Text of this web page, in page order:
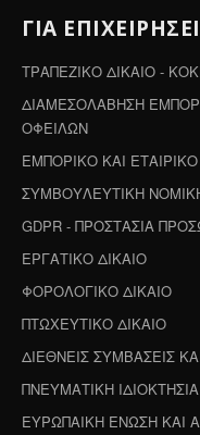
ΓΙΑ
ΤΡΑΠΕΖΙΚΟ ΔΙΚΑΙΟ -
ΔΙΑΜΕΣΟΛΑΒΗΣΗ
ΟΦΕΙΛΩΝ
ΕΜΠΟΡΙΚΟ ΚΑΙ ΕΤΑΙΡΙΚΟ
ΣΥΜΒΟΥΛΕΥΤΙΚΗ
GDPR - ΠΡΟΣΤΑΣΙΑ
ΕΡΓΑΤΙΚΟ ΔΙΚΑΙΟ
ΦΟΡΟΛΟΓΙΚΟ ΔΙΚΑΙΟ
ΠΤΩΧΕΥΤΙΚΟ ΔΙΚΑΙΟ
ΔΙΕΘΝΕΙΣ ΣΥΜΒΑΣΕΙΣ
ΠΝΕΥΜΑΤΙΚΗ ΙΔΙΟΚΤΗΣΙΑ
ΕΥΡΩΠΑΙΚΗ ΕΝΩΣΗ ΚΑΙ